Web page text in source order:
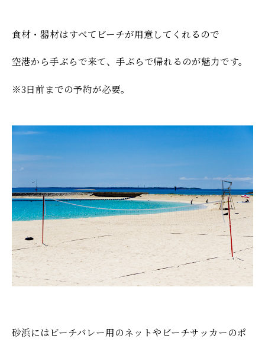
食材・器材はすべてビーチが用意してくれるので
空港から手ぶらで来て、手ぶらで帰れるのが魅力です。
※3日前までの予約が必要。
砂浜にはビーチバレー用のネットやビーチサッカーのポ